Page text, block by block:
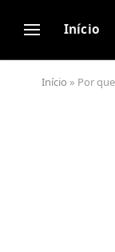
Início
Início » Por